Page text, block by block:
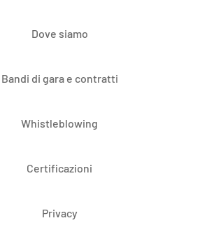
Dove siamo
Bandi di gara e contratti
Whistleblowing
Certificazioni
Privacy